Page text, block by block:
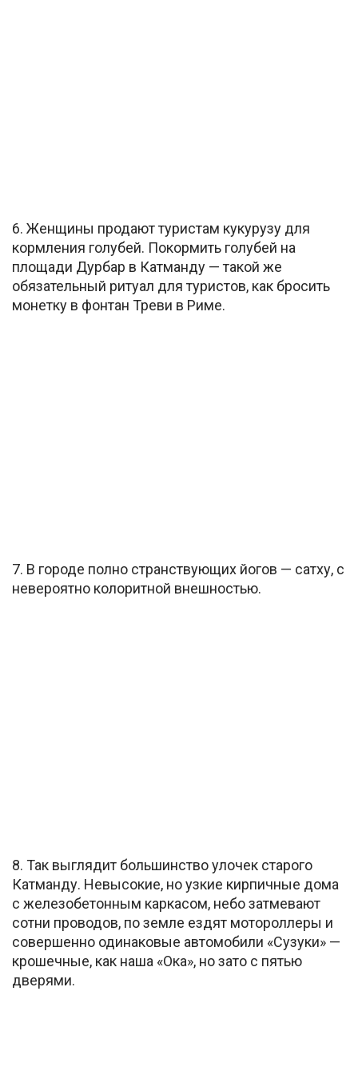
6. Женщины продают туристам кукурузу для
кормления голубей. Покормить голубей на
площади Дурбар в Катманду — такой же
обязательный ритуал для туристов, как бросить
монетку в фонтан Треви в Риме.
7. В городе полно странствующих йогов — сатху, с
невероятно колоритной внешностью.
8. Так выглядит большинство улочек старого
Катманду. Невысокие, но узкие кирпичные дома
с железобетонным каркасом, небо затмевают
сотни проводов, по земле ездят мотороллеры и
совершенно одинаковые автомобили «Сузуки» —
крошечные, как наша «Ока», но зато с пятью
дверями.